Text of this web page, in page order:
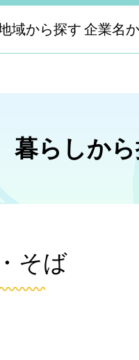
域から探す 企業名
暮らしか
そば